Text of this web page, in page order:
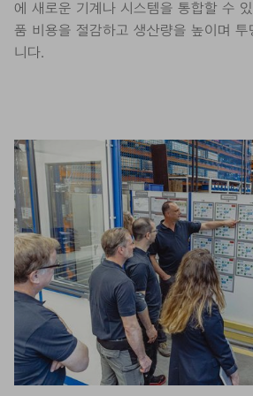
에 새로운 기계나 시스템을 통합할 수 있
품 비용을 절감하고 생산량을 높이며
니다.